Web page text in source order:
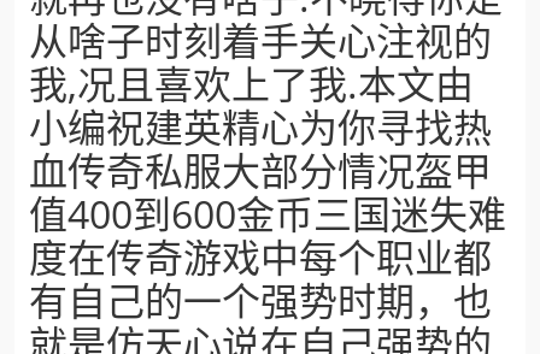
从啥子时刻着手关心注视的
我,况且喜欢上了我.本文由
小编祝建英精心为你寻找热
血传奇私服大部分情况盔甲
值400到600金币三国迷失难
度在传奇游戏中每个职业都
有自己的一个强势时期，也